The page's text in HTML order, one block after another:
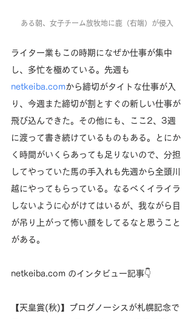
ある朝、女子チーム放牧地に鹿（右端）が侵入
ライター業もこの時期になぜか仕事が集中
し、多忙を極めている。先週も
netkeiba.comから締切がタイトな仕事が入
り、今週また締切が割とすぐの新しい仕事が
飛び込んできた。その他にも、ここ2、3週
に渡って書き続けているものもある。とにか
く時間がいくらあっても足りないので、分担
してやっていた馬の手入れも先週から全頭川
越にやってもらっている。なるべくイライラ
しないように心がけてはいるが、我ながら目
が吊り上がって怖い顔をしてるなと思うこと
がある。
netkeiba.com のインタビュー記事👇
【天皇賞(秋)】プログノーシスが札幌記念で